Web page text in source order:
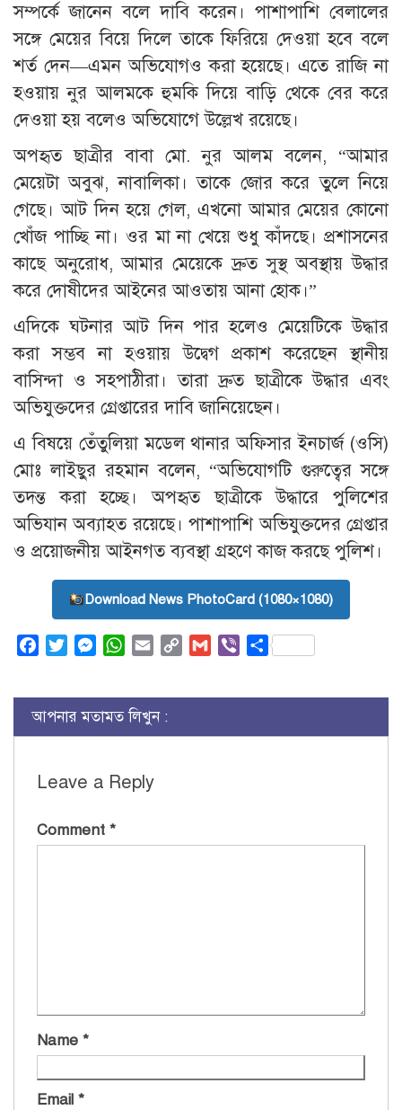
সম্পর্কে জানেন বলে দাবি করেন। পাশাপাশি বেলালের
সঙ্গে মেয়ের বিয়ে দিলে তাকে ফিরিয়ে দেওয়া হবে বলে
শর্ত দেন—এমন অভিযোগও করা হয়েছে। এতে রাজি না
হওয়ায় নুর আলমকে হুমকি দিয়ে বাড়ি থেকে বের করে
দেওয়া হয় বলেও অভিযোগে উল্লেখ রয়েছে।
অপহৃত ছাত্রীর বাবা মো. নুর আলম বলেন, “আমার
মেয়েটা অবুঝ, নাবালিকা। তাকে জোর করে তুলে নিয়ে
গেছে। আট দিন হয়ে গেল, এখনো আমার মেয়ের কোনো
খোঁজ পাচ্ছি না। ওর মা না খেয়ে শুধু কাঁদছে। প্রশাসনের
কাছে অনুরোধ, আমার মেয়েকে দ্রুত সুস্থ অবস্থায় উদ্ধার
করে দোষীদের আইনের আওতায় আনা হোক।”
এদিকে ঘটনার আট দিন পার হলেও মেয়েটিকে উদ্ধার
করা সম্ভব না হওয়ায় উদ্বেগ প্রকাশ করেছেন স্থানীয়
বাসিন্দা ও সহপাঠীরা। তারা দ্রুত ছাত্রীকে উদ্ধার এবং
অভিযুক্তদের গ্রেপ্তারের দাবি জানিয়েছেন।
এ বিষয়ে তেঁতুলিয়া মডেল থানার অফিসার ইনচার্জ (ওসি)
মোঃ লাইছুর রহমান বলেন, “অভিযোগটি গুরুত্বের সঙ্গে
তদন্ত করা হচ্ছে। অপহৃত ছাত্রীকে উদ্ধারে পুলিশের
অভিযান অব্যাহত রয়েছে। পাশাপাশি অভিযুক্তদের গ্রেপ্তার
ও প্রয়োজনীয় আইনগত ব্যবস্থা গ্রহণে কাজ করছে পুলিশ।
Download News PhotoCard (1080×1080)
FacebookTwitterMessenger
WhatsApp
Email
Copy
Gmail ViberShare
আপনার মতামত লিখুন :
Leave a Reply
Comment *
Name *
Email *